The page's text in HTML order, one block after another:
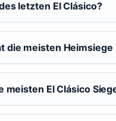
letzten El Clásico?
die meisten Heimsiege
meisten El Clásico